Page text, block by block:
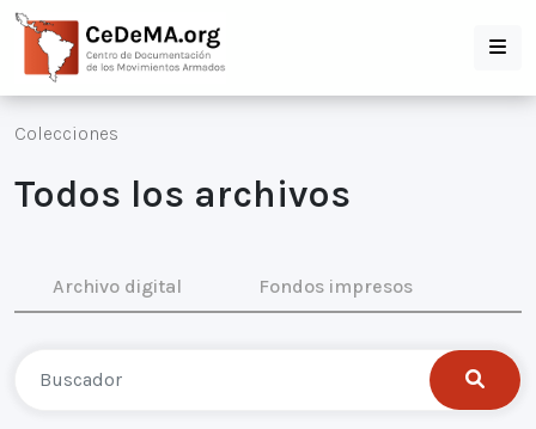
Colecciones
Todos los archivos
Archivo digital Fondos impresos